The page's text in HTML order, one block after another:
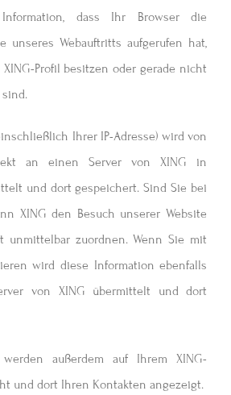
dass Ihr Browser die
unseres Webauftritts aufgerufen hat,
Profil besitzen oder gerade nicht
sind.
Ihrer IP-Adresse) wird von
an einen Server von XING in
und dort gespeichert. Sind Sie bei
XING den Besuch unserer Website
unmittelbar zuordnen. Wenn Sie mit
wird diese Information ebenfalls
von XING übermittelt und dort
außerdem auf Ihrem XING-
und dort Ihren Kontakten angezeigt.